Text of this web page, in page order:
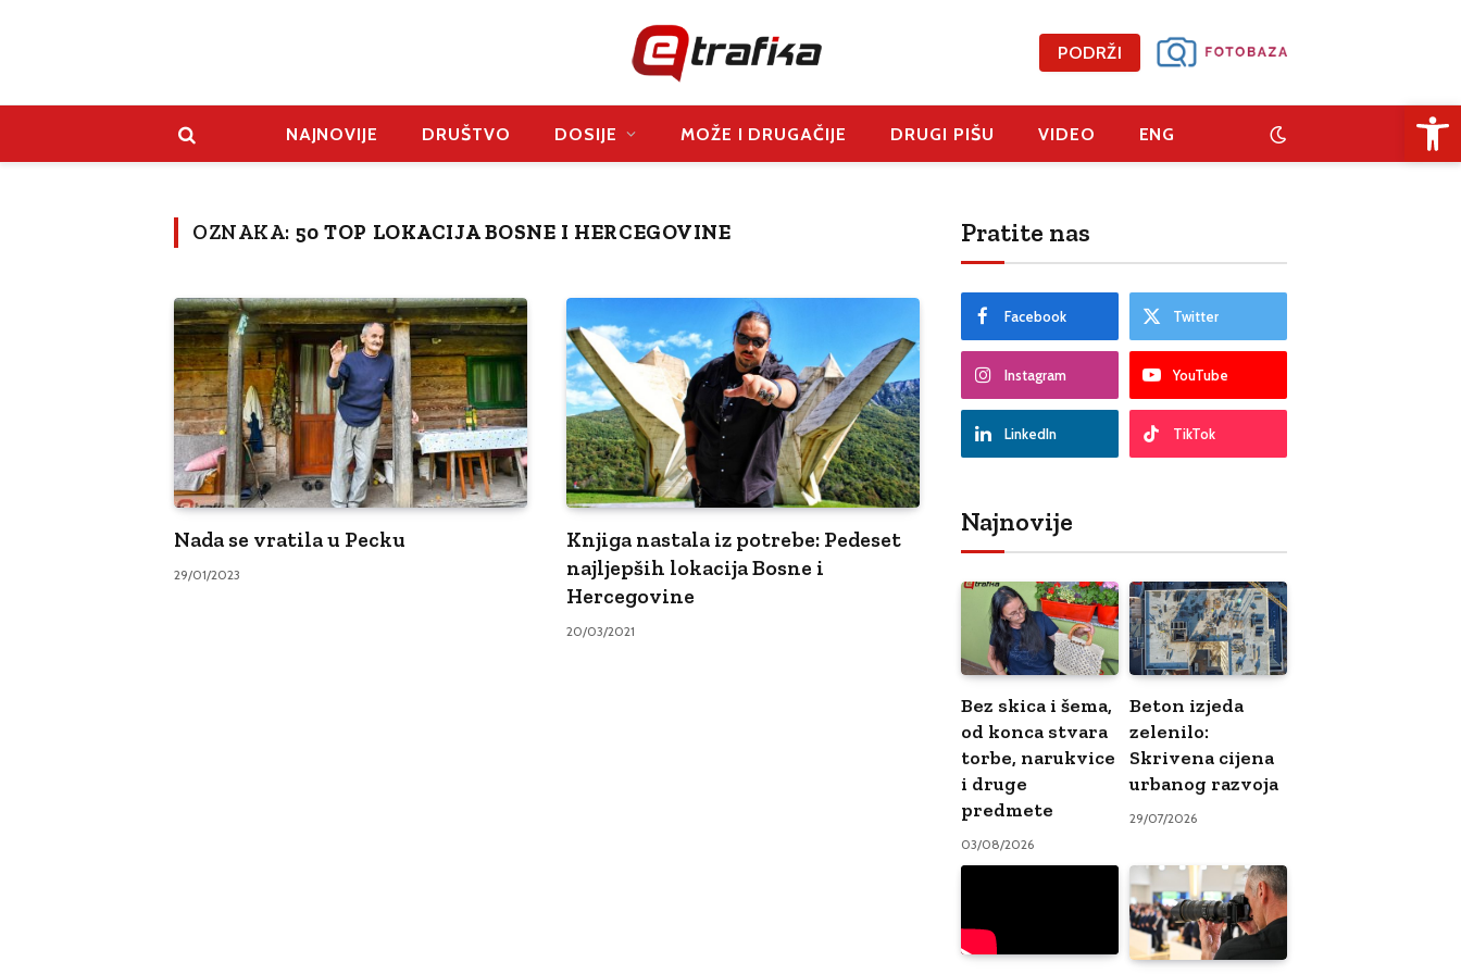
PODRŽI
NAJNOVIJE DRUŠTVO DOSIJE MOŽE I DRUGAČIJE DRUGI PIŠU VIDEO ENG
OZNAKA: 50 TOP LOKACIJA BOSNE I HERCEGOVINE
Nada se vratila u Pecku
29/01/2023
Knjiga nastala iz potrebe: Pedeset
najljepših lokacija Bosne i
Hercegovine
20/03/2021
Pratite nas
Facebook Twitter
Instagram YouTube
LinkedIn TikTok
Najnovije
Bez skica i šema,
od konca stvara
torbe, narukvice
i druge
predmete
03/08/2026
Beton izjeda
zelenilo:
Skrivena cijena
urbanog razvoja
29/07/2026